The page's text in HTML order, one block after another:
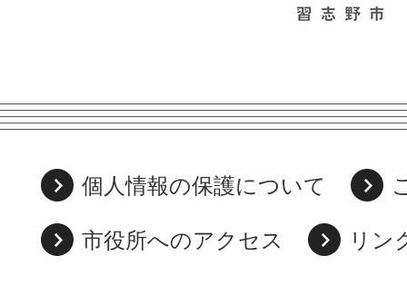
個人情報の保護について
市役所へのアクセス
リン